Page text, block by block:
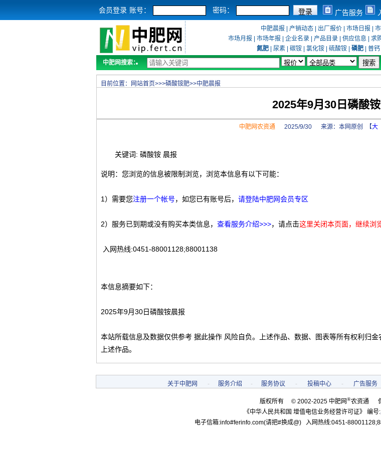
会员登录 账号： 密码： 广告服务
中肥晨报 产销动态| 出厂报价| 市场日报
市场月报
市场年报 企业名录 产品目录 供应信息 求
氮肥
尿素 碳铵 氯化铵 硫酸铵 磷肥 普钙
中肥网搜索：
目前位置： 网站首页>>>磷酸铵肥>>中肥晨报
2025年9月30日磷酸
中肥网农资通 2025/9/30 来源： 本网原创 【大
关键词: 磷酸铵 晨报
说明：您浏览的信息被限制浏览，浏览本信息有以下可能：
1）需要您注册一个帐号，如您已有账号后， 请登陆中肥网会员专区
2）服务已到期或没有购买本类信息， 查看服务介绍>>>，请点击这里关闭本页面，继续浏
入网热线:0451-88001128;88001138
本信息摘要如下：
2025年9月30日磷酸铵晨报
本站所载信息及数据仅供参考 据此操作 风险自负。上述作品、数据、图表等所有权利归
上述作品。
关于中肥网 - 服务介绍 - 服务协议 - 投稿中心 - 广告服务
版权所有 © 2002-2025 中肥网®农资通 保
《中华人民共和国 增值电信业务经营许可证》 编号:
电子信箱:info#ferinfo.com(请把#换成@) 入网热线:0451-